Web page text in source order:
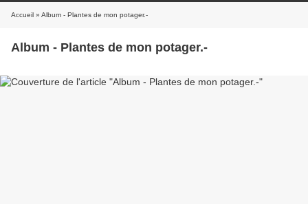
Accueil » Album - Plantes de mon potager.-
Album - Plantes de mon potager.-